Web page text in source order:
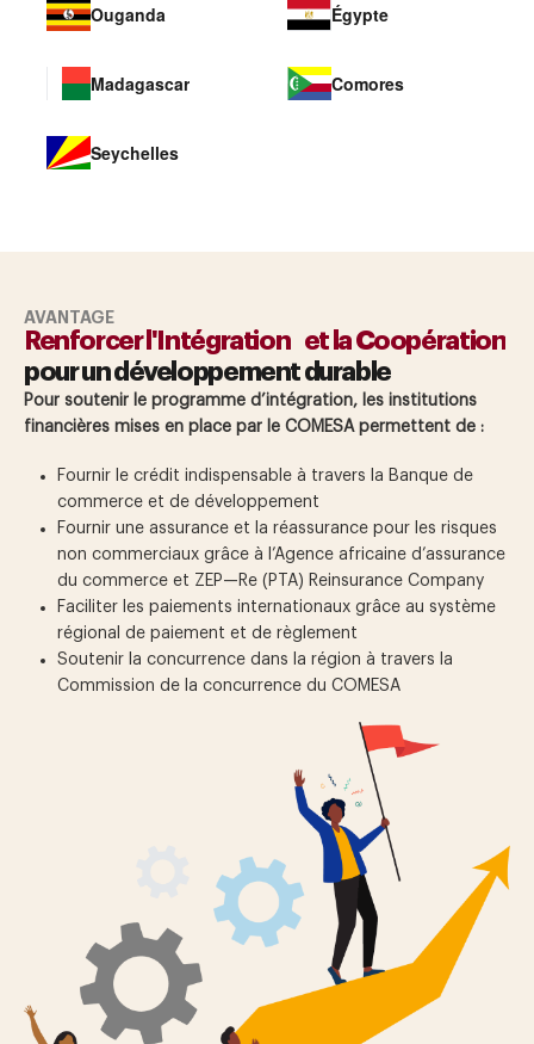
AVANTAGE
Renforcer l'Intégration et la Coopération
pour un développement durable
Pour soutenir le programme d’intégration, les institutions
financières mises en place par le COMESA permettent de :
Fournir le crédit indispensable à travers la Banque de
commerce et de développement
Fournir une assurance et la réassurance pour les risques
non commerciaux grâce à l’Agence africaine d’assurance
du commerce et ZEP—Re (PTA) Reinsurance Company
Faciliter les paiements internationaux grâce au système
régional de paiement et de règlement
Soutenir la concurrence dans la région à travers la
Commission de la concurrence du COMESA